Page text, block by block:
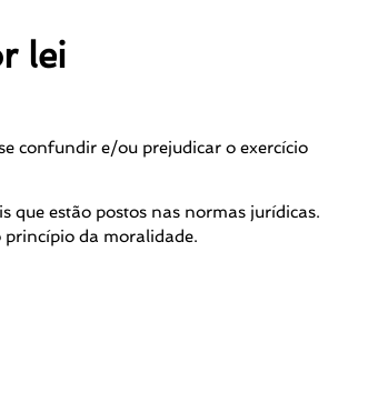
lei
confundir e/ou prejudicar o exercício
que estão postos nas normas jurídicas.
princípio da moralidade.